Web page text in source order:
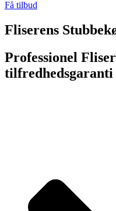
Få tilbud
Fliserens
Professionel
tilfredhedsgaranti